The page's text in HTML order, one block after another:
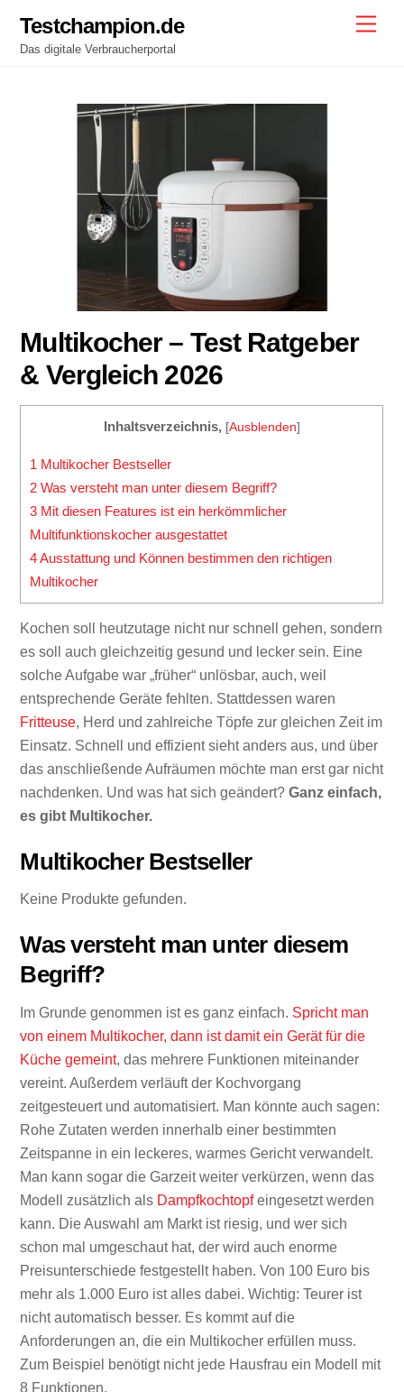
content
Testchampion.de
Das digitale Verbraucherportal
Multikocher – Test Ratgeber
& Vergleich 2026
Inhaltsverzeichnis, [Ausblenden]
1 Multikocher Bestseller
2 Was versteht man unter diesem Begriff?
3 Mit diesen Features ist ein herkömmlicher
Multifunktionskocher ausgestattet
4Ausstattung und Können bestimmen den richtigen
Multikocher
Kochen soll heutzutage nicht nur schnell gehen, sondern
es soll auch gleichzeitig gesund und lecker sein. Eine
solche Aufgabe war „früher“ unlösbar, auch, weil
entsprechende Geräte fehlten. Stattdessen waren
Fritteuse, Herd und zahlreiche Töpfe zur gleichen Zeit im
Einsatz. Schnell und effizient sieht anders aus, und über
das anschließende Aufräumen möchte man erst gar nicht
nachdenken. Und was hat sich geändert?Ganz einfach,
es gibt Multikocher.
Multikocher Bestseller
Keine Produkte gefunden.
Was versteht man unter diesem
Begriff?
Im Grunde genommen ist es ganz einfach. Spricht man
von einem Multikocher, dann ist damit ein Gerät für die
Küche gemeint, das mehrere Funktionen miteinander
vereint. Außerdem verläuft der Kochvorgang
zeitgesteuert und automatisiert. Man könnte auch sagen:
Rohe Zutaten werden innerhalb einer bestimmten
Zeitspanne in ein leckeres, warmes Gericht verwandelt.
Man kann sogar die Garzeit weiter verkürzen, wenn das
Modell zusätzlich als Dampfkochtopfeingesetzt werden
kann. Die Auswahl am Markt ist riesig, und wer sich
schon mal umgeschaut hat, der wird auch enorme
Preisunterschiede festgestellt haben. Von 100 Euro bis
mehr als 1.000 Euro ist alles dabei. Wichtig: Teurer ist
nicht automatisch besser. Es kommt auf die
Anforderungen an, die ein Multikocher erfüllen muss.
Zum Beispiel benötigt nicht jede Hausfrau ein Modell mit
8 Funktionen.